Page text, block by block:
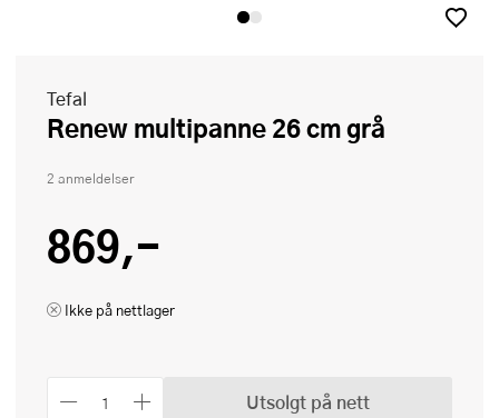
Tefal
Renew multipanne 26 cm grå
2 anmeldelser
869,-
Ikke på nettlager
Utsolgt på nett